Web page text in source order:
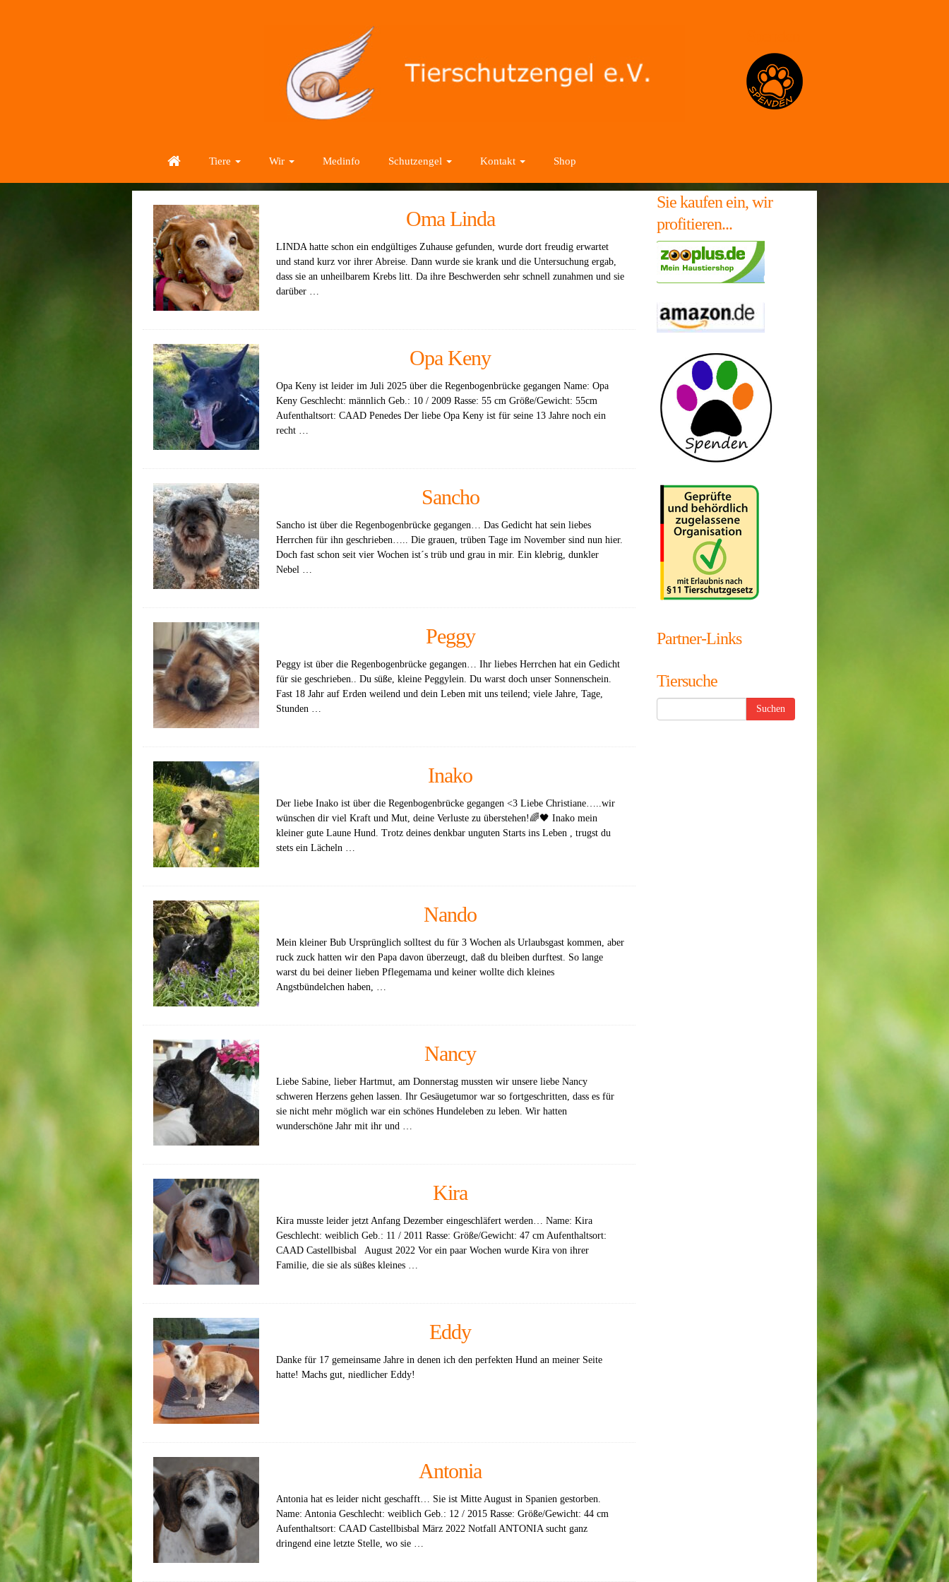
Tiere Wir Medinfo Schutzengel Kontakt Shop
Oma Linda
LINDA hatte schon ein endgültiges Zuhause gefunden, wurde dort freudig erwartet
und stand kurz vor ihrer Abreise. Dann wurde sie krank und die Untersuchung ergab,
dass sie an unheilbarem Krebs litt. Da ihre Beschwerden sehr schnell zunahmen und sie
darüber …
Opa Keny
Opa Keny ist leider im Juli 2025 über die Regenbogenbrücke gegangen Name: Opa
Keny Geschlecht: männlich Geb.: 10 / 2009 Rasse: 55 cm Größe/Gewicht: 55cm
Aufenthaltsort: CAAD Penedes Der liebe Opa Keny ist für seine 13 Jahre noch ein
recht …
Sancho
Sancho ist über die Regenbogenbrücke gegangen… Das Gedicht hat sein liebes
Herrchen für ihn geschrieben….. Die grauen, trüben Tage im November sind nun hier.
Doch fast schon seit vier Wochen ist´s trüb und grau in mir. Ein klebrig, dunkler
Nebel …
Peggy
Peggy ist über die Regenbogenbrücke gegangen… Ihr liebes Herrchen hat ein Gedicht
für sie geschrieben.. Du süße, kleine Peggylein. Du warst doch unser Sonnenschein.
Fast 18 Jahr auf Erden weilend und dein Leben mit uns teilend; viele Jahre, Tage,
Stunden …
Inako
Der liebe Inako ist über die Regenbogenbrücke gegangen <3 Liebe Christiane…..wir
wünschen dir viel Kraft und Mut, deine Verluste zu überstehen!🌈🖤 Inako mein
kleiner gute Laune Hund. Trotz deines denkbar unguten Starts ins Leben , trugst du
stets ein Lächeln …
Nando
Mein kleiner Bub Ursprünglich solltest du für 3 Wochen als Urlaubsgast kommen, aber
ruck zuck hatten wir den Papa davon überzeugt, daß du bleiben durftest. So lange
warst du bei deiner lieben Pflegemama und keiner wollte dich kleines
Angstbündelchen haben, …
Nancy
Liebe Sabine, lieber Hartmut, am Donnerstag mussten wir unsere liebe Nancy
schweren Herzens gehen lassen. Ihr Gesäugetumor war so fortgeschritten, dass es für
sie nicht mehr möglich war ein schönes Hundeleben zu leben. Wir hatten
wunderschöne Jahr mit ihr und …
Kira
Kira musste leider jetzt Anfang Dezember eingeschläfert werden… Name: Kira
Geschlecht: weiblich Geb.: 11 / 2011 Rasse: Größe/Gewicht: 47 cm Aufenthaltsort:
CAAD Castellbisbal August 2022 Vor ein paar Wochen wurde Kira von ihrer
Familie, die sie als süßes kleines …
Eddy
Danke für 17 gemeinsame Jahre in denen ich den perfekten Hund an meiner Seite
hatte! Machs gut, niedlicher Eddy!
Antonia
Antonia hat es leider nicht geschafft… Sie ist Mitte August in Spanien gestorben.
Name: Antonia Geschlecht: weiblich Geb.: 12 / 2015 Rasse: Größe/Gewicht: 44 cm
Aufenthaltsort: CAAD Castellbisbal März 2022 Notfall ANTONIA sucht ganz
dringend eine letzte Stelle, wo sie …
Sie kaufen ein, wir
profitieren...
Partner-Links
Tiersuche